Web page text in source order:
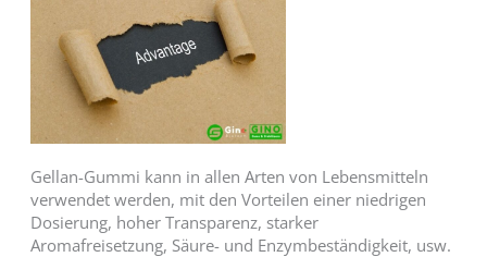
Gellan-Gummi kann in allen Arten von Lebensmitteln
verwendet werden, mit den Vorteilen einer niedrigen
Dosierung, hoher Transparenz, starker
Aromafreisetzung, Säure- und Enzymbeständigkeit, usw.